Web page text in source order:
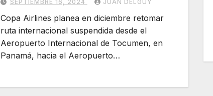
SEPTIEMBRE 16, 2024 JUAN DELGUY
Copa Airlines planea en diciembre retomar
ruta internacional suspendida desde el
Aeropuerto Internacional de Tocumen, en
Panamá, hacia el Aeropuerto…